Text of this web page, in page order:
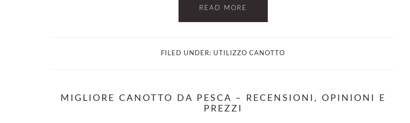
READ MORE
FILED UNDER: UTILIZZO CANOTTO
MIGLIORE CANOTTO DA PESCA – RECENSIONI, OPINIONI E
PREZZI